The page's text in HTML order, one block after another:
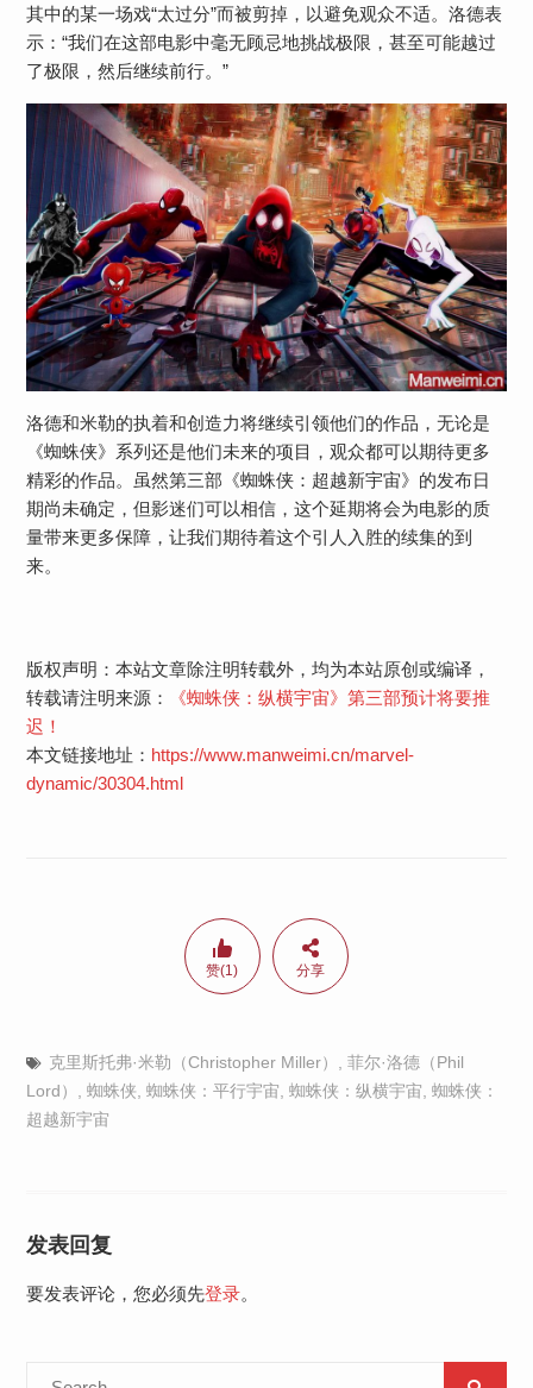
其中的某一场戏“太过分”而被剪掉，以避免观众不适。洛德表
示：“我们在这部电影中毫无顾忌地挑战极限，甚至可能越过
了极限，然后继续前行。”
洛德和米勒的执着和创造力将继续引领他们的作品，无论是
《蜘蛛侠》系列还是他们未来的项目，观众都可以期待更多
精彩的作品。虽然第三部《蜘蛛侠：超越新宇宙》的发布日
期尚未确定，但影迷们可以相信，这个延期将会为电影的质
量带来更多保障，让我们期待着这个引人入胜的续集的到
来。
版权声明：本站文章除注明转载外，均为本站原创或编译，
转载请注明来源：
《蜘蛛侠：纵横宇宙》第三部预计将要推
迟！
本文链接地址： https://www.manweimi.cn/marvel-
dynamic/30304.html
赞(1) 分享
克里斯托弗·米勒（Christopher Miller） , 菲尔·洛德（Phil
Lord） , 蜘蛛侠, 蜘蛛侠：平行宇宙, 蜘蛛侠：纵横宇宙, 蜘蛛侠：
超越新宇宙
发表回复
要发表评论，您必须先登录。